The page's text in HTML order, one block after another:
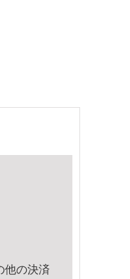
他の決済